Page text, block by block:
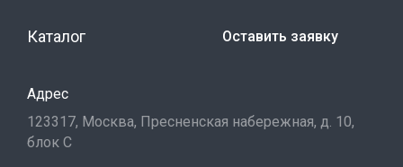
Каталог Оставить заявку
Адрес
123317, Москва, Пресненская набережная, д. 10,
блок С